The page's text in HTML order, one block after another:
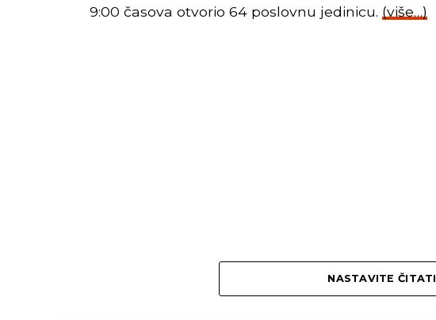
9:00 časova otvorio 64 poslovnu jedinicu. (više…)
NASTAVITE ČITATI